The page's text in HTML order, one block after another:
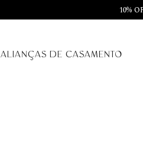
10%
ALIANÇAS DE CASAMENTO